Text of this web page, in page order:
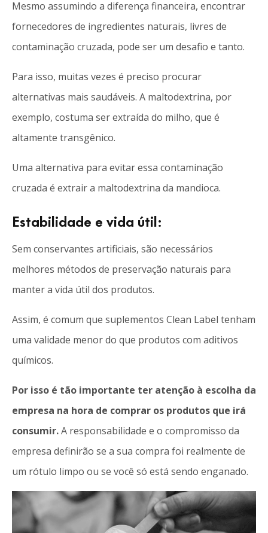
Mesmo assumindo a diferença financeira, encontrar
fornecedores de ingredientes naturais, livres de
contaminação cruzada, pode ser um desafio e tanto.
Para isso, muitas vezes é preciso procurar
alternativas mais saudáveis. A maltodextrina, por
exemplo, costuma ser extraída do milho, que é
altamente transgênico.
Uma alternativa para evitar essa contaminação
cruzada é extrair a maltodextrina da mandioca.
Estabilidade e vida útil:
Sem conservantes artificiais, são necessários
melhores métodos de preservação naturais para
manter a vida útil dos produtos.
Assim, é comum que suplementos Clean Label tenham
uma validade menor do que produtos com aditivos
químicos.
Por isso é tão importante ter atenção à escolha da
empresa na hora de comprar os produtos que irá
consumir.A responsabilidade e o compromisso da
empresa definirão se a sua compra foi realmente de
um rótulo limpo ou se você só está sendo enganado.